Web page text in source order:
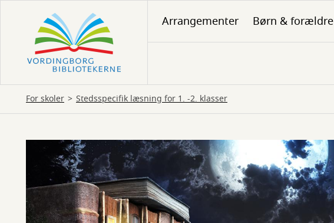
hovedindhold
Arrangementer Børn & forældre
For skoler Stedsspecifik læsning for 1. -2. klasser
læsning